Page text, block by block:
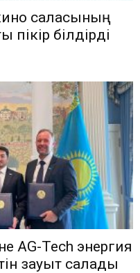
саласының
пікір білдірді
AG-Tech энергия
зауыт салады